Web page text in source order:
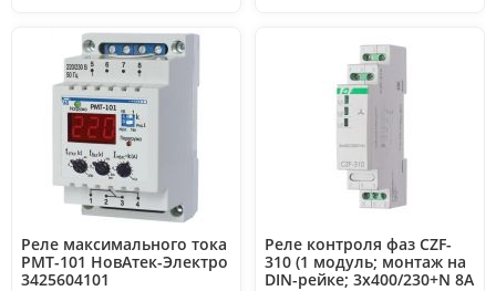
Реле максимального тока
РМТ-101 НовАтек-Электро
3425604101
Реле контроля фаз CZF-
310 (1 модуль; монтаж на
DIN-рейке; 3х400/230+N 8А